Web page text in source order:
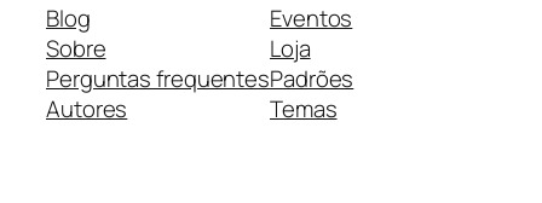
Blog
Sobre
Perguntas frequentes
Autores
Eventos
Loja
Padrões
Temas